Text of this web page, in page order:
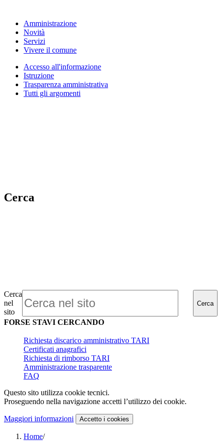
Amministrazione
Novità
Servizi
Vivere il comune
Accesso all'informazione
Istruzione
Trasparenza amministrativa
Tutti gli argomenti
Cerca
Cerca
nel
sito
Cerca
FORSE STAVI CERCANDO
Richiesta discarico amministrativo TARI
Certificati anagrafici
Richiesta di rimborso TARI
Amministrazione trasparente
FAQ
Questo sito utilizza cookie tecnici.
Proseguendo nella navigazione accetti l’utilizzo dei cookie.
Maggiori informazioni Accetto i cookies
Home/